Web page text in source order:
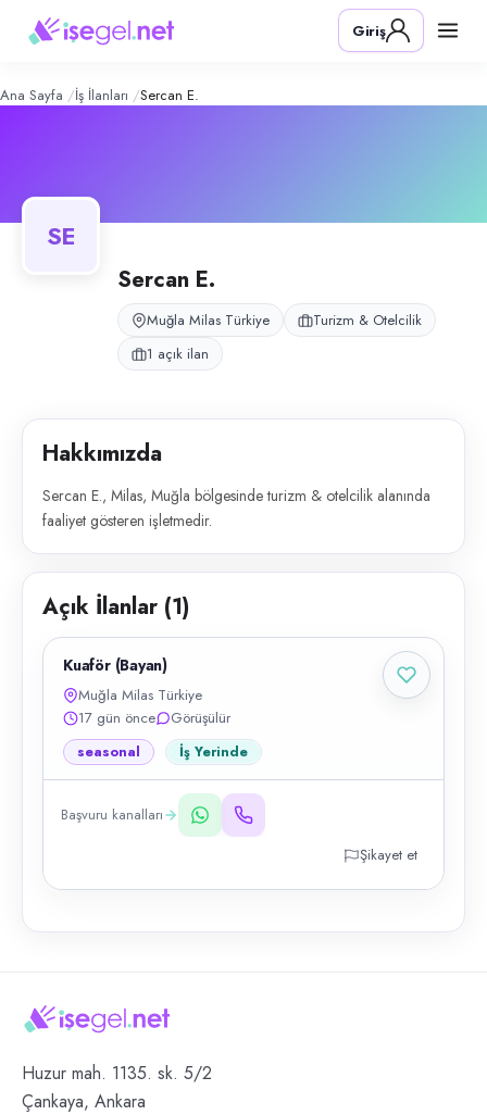
E.– Şirket Profili
Konum:
Sercan E., Milas, Muğla bölgesinde turizm & otelcilik alanında
Giriş
Ana Sayfa İş İlanları Sercan E.
SE
Sercan E.
Muğla Milas Türkiye
Turizm & Otelcilik
1 açık ilan
Hakkımızda
Sercan E., Milas, Muğla bölgesinde turizm & otelcilik alanında
faaliyet gösteren işletmedir.
Açık İlanlar (1)
Kuaför (Bayan)
Muğla Milas Türkiye
17 gün önce
Görüşülür
seasonal İş Yerinde
Başvuru kanalları
Şikayet et
Huzur mah. 1135. sk. 5/2
Çankaya, Ankara